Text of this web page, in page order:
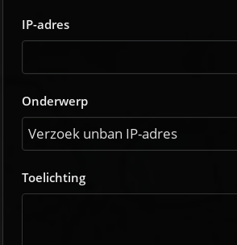
IP-adres
Onderwerp
Toelichting